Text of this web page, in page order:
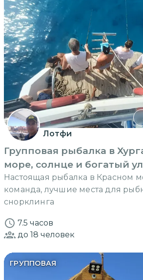
Лотфи
Групповая рыбалка в
море, солнце и богатый
Настоящая рыбалка в Красном
команда, лучшие места для
снорклинга
7.5 часов
до 18 человек
ГРУППОВАЯ